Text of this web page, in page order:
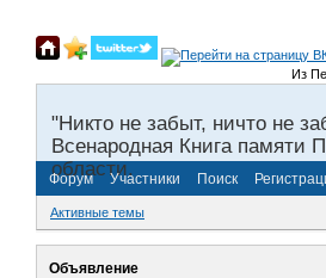
Из
"Никто не забыт, ничто не
Всенародная Книга памяти
области.
Форум Участники Поиск
Активные темы
Объявление